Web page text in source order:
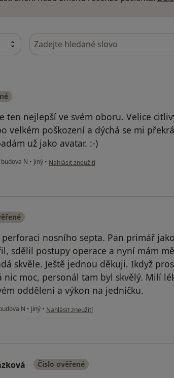
Hledejte v názorech
ten nejlepší ve svém oboru. Velice
velkém poškození a dýchá se mi
už jako avatar. :-)
N • Jiný • podle názoru uživatele MK
Nahlásit zneužití
perforaci nosního septa. Pan primář
sdělil postupy operace a nyní mám
skvěle. Ještě jednou děkuji. Ikdyž
nic moc, personál tam byl skvělý. Milí
oddělení a výkon na jedničku.
N • Jiný • podle názoru uživatele Marek
Nahlásit zneužití
Číslo ověřené